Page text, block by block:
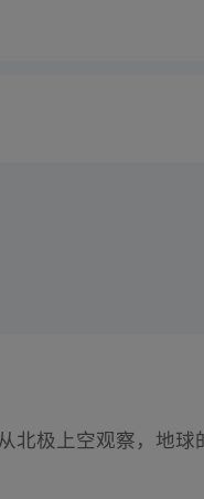
北极上空观察，地